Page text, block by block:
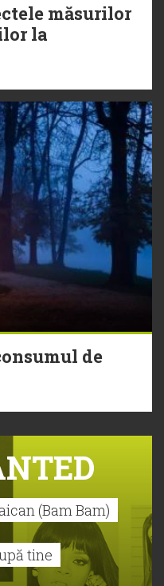
măsurilor
la
de
(Bam Bam)
tine